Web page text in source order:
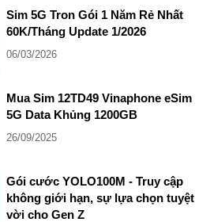
Sim 5G Tron Gói 1 Năm Rẻ Nhất
60K/Tháng Update 1/2026
06/03/2026
Mua Sim 12TD49 Vinaphone eSim
5G Data Khủng 1200GB
26/09/2025
Gói cước YOLO100M - Truy cập
không giới hạn, sự lựa chọn tuyệt
vời cho Gen Z